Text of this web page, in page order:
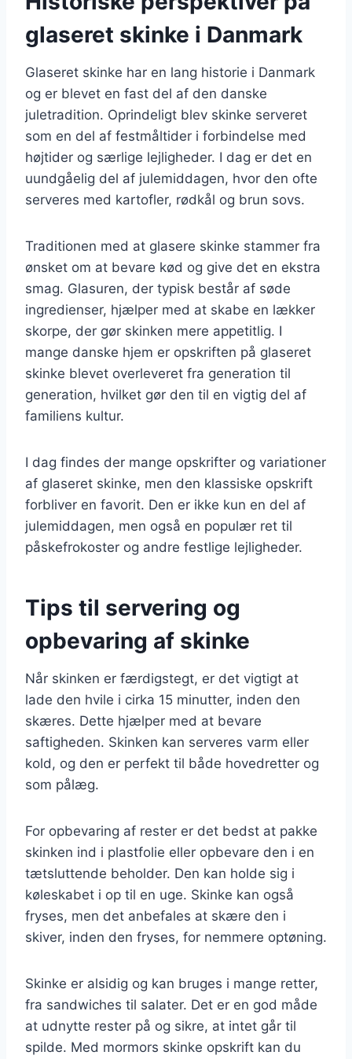
glaseret skinke i Danmark
Glaseret skinke har en lang historie i Danmark
og er blevet en fast del af den danske
juletradition. Oprindeligt blev skinke serveret
som en del af festmåltider i forbindelse med
højtider og særlige lejligheder. I dag er det en
uundgåelig del af julemiddagen, hvor den ofte
serveres med kartofler, rødkål og brun sovs.
Traditionen med at glasere skinke stammer fra
ønsket om at bevare kød og give det en ekstra
smag. Glasuren, der typisk består af søde
ingredienser, hjælper med at skabe en lækker
skorpe, der gør skinken mere appetitlig. I
mange danske hjem er opskriften på glaseret
skinke blevet overleveret fra generation til
generation, hvilket gør den til en vigtig del af
familiens kultur.
I dag findes der mange opskrifter og variationer
af glaseret skinke, men den klassiske opskrift
forbliver en favorit. Den er ikke kun en del af
julemiddagen, men også en populær ret til
påskefrokoster og andre festlige lejligheder.
Tips til servering og
opbevaring af skinke
Når skinken er færdigstegt, er det vigtigt at
lade den hvile i cirka 15 minutter, inden den
skæres. Dette hjælper med at bevare
saftigheden. Skinken kan serveres varm eller
kold, og den er perfekt til både hovedretter og
som pålæg.
For opbevaring af rester er det bedst at pakke
skinken ind i plastfolie eller opbevare den i en
tætsluttende beholder. Den kan holde sig i
køleskabet i op til en uge. Skinke kan også
fryses, men det anbefales at skære den i
skiver, inden den fryses, for nemmere optøning.
Skinke er alsidig og kan bruges i mange retter,
fra sandwiches til salater. Det er en god måde
at udnytte rester på og sikre, at intet går til
spilde. Med mormors skinke opskrift kan du